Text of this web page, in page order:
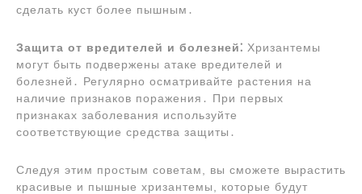
сделать куст более пышным․
Защита от вредителей и болезней⁚ Хризантемы
могут быть подвержены атаке вредителей и
болезней․ Регулярно осматривайте растения на
наличие признаков поражения․ При первых
признаках заболевания используйте
соответствующие средства защиты․
Следуя этим простым советам, вы сможете вырастить
красивые и пышные хризантемы, которые будут